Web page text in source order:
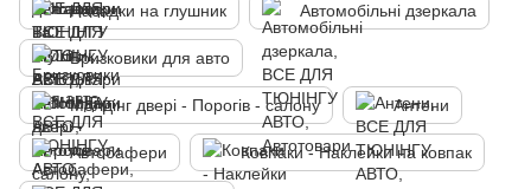
Насадки на глушник Автомобільні дзеркала
Бризковики для авто
Молдінг двері - Порогів - салону Антени
Автобафери Ковпаки - Наклейки на ковпак